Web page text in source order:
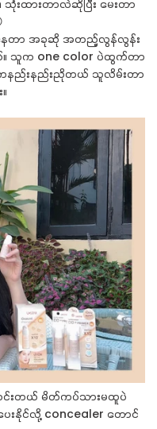
သုံးထားတာလဲဆိုပြီး မေးတာ
နေတာ အခုဆို အတည့်လွန်လွန်း
သူက one color ပဲထွက်တာ
နည်းနည်းညိုတယ် သူလိမ်းတာ
င်းတယ် မိတ်ကပ်သားမထူပဲ
းနိုင်လို့ concealer တောင်